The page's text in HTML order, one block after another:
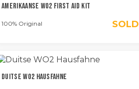
Amerikaanse WO2 First Aid Kit
100% Original SOLD
Duitse WO2 Hausfahne